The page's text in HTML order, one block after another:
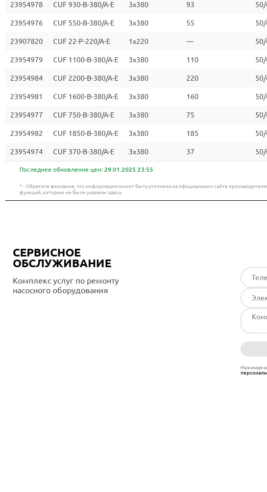
23954978 CUF 930-B-380/A-E 3x380 93
23954976 CUF 550-B-380/A-E 3x380 55
23907820 CUF 22-P-220/A-E 1x220 —
23954979 CUF 1100-B-380/A-E 3x380 110
23954984 CUF 2200-B-380/A-E 3x380 220
23954981 CUF 1600-B-380/A-E 3x380 160
23954977 CUF 750-B-380/A-E 3x380 75
23954982 CUF 1850-B-380/A-E 3x380 185
23954974 CUF 370-B-380/A-E 3x380 37
Последнее обновление цен: 29.01.2025 23:55
* - Обратите внимание, что информация может быть уточнена на официальном сайте
функций, которые не были указаны здесь
СЕРВИСНОЕ
ОБСЛУЖИВАНИЕ
Комплекс услуг по ремонту
насосного оборудования
Нажимая